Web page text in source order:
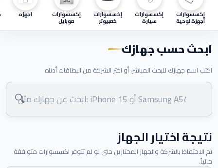
إكسسوارات
أجهزة لوحية
إكسسوارات
سيارة
إكسسوارات
كمبيوتر
إكسسوارات
موبايل
اجهزه
ابحث حسب جهازك
اكتب اسم جهازك للبحث المباشر، أو اختر الشركة من البطاقات أدناه
🔍
نتيجة اختيار الجهاز
تم الاحتفاظ بالشركة والجهاز المختارين حتى لو لم تتوفر اكسسوارات متوافقة
حالياً.